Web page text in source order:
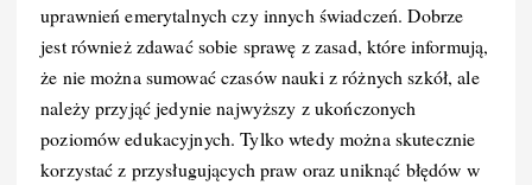
uprawnień emerytalnych czy innych świadczeń. Dobrze
jest również zdawać sobie sprawę z zasad, które informują,
że nie można sumować czasów nauki z różnych szkół, ale
należy przyjąć jedynie najwyższy z ukończonych
poziomów edukacyjnych. Tylko wtedy można skutecznie
korzystać z przysługujących praw oraz uniknąć błędów w